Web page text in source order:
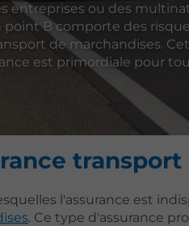
entreprises ou des
B comporte des
de marchandises.
est primordiale pour
l'assurance est
. Ce type d'assurance